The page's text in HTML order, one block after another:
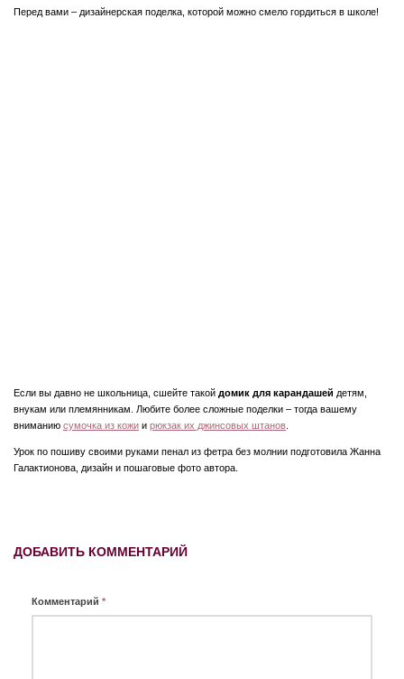
Перед вами – дизайнерская поделка, которой можно смело гордиться в школе!
Если вы давно не школьница, сшейте такой домик для карандашей детям,
внукам или племянникам. Любите более сложные поделки – тогда вашему
вниманию сумочка из кожи и рюкзак их джинсовых штанов
Урок по пошиву своими руками пенал из фетра без молнии подготовила Жанна
Галактионова, дизайн и пошаговые фото автора.
ДОБАВИТЬ КОММЕНТАРИЙ
Комментарий *